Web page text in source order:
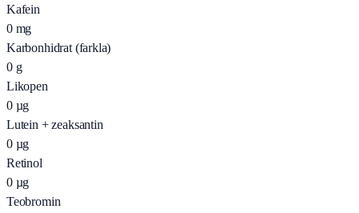
Kafein
0 mg
Karbonhidrat (farkla)
0 g
Likopen
0 µg
Lutein + zeaksantin
0 µg
Retinol
0 µg
Teobromin